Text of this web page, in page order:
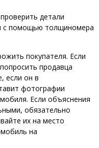
детали
с помощью толщиномера
покупателя. Если
продавца
если он в
фотографии
Если объяснения
обязательно
их на место
на